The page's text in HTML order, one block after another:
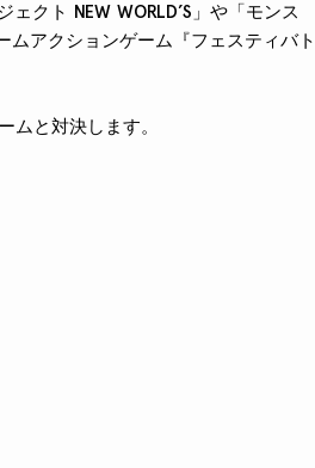
クト NEW WORLD’S」や「モンス
アクションゲーム『フェスティバト
と対決します。